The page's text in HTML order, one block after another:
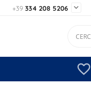
+39 334 208 5206 
